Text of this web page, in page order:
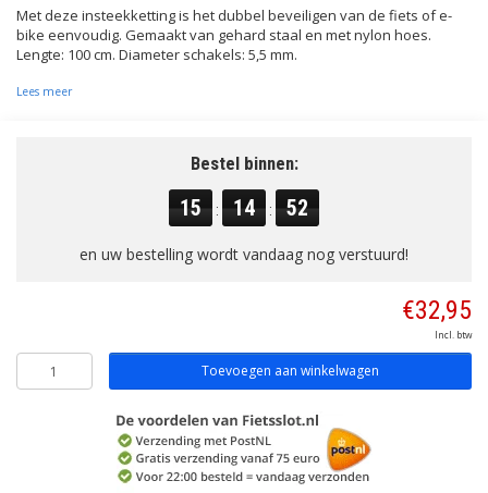
Met deze insteekketting is het dubbel beveiligen van de fiets of e-
bike eenvoudig. Gemaakt van gehard staal en met nylon hoes.
Lengte: 100 cm. Diameter schakels: 5,5 mm.
Lees meer
Bestel binnen:
15 : 14 : 52
en uw bestelling wordt vandaag nog verstuurd!
€32,95
Incl. btw
Toevoegen aan winkelwagen